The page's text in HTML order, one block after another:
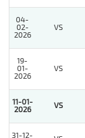
04-
02-
2026
VS
19-
01-
2026
VS
11-01-
2026
VS
31-12-